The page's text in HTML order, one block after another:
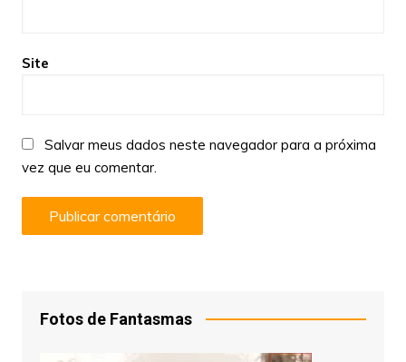
Site
Salvar meus dados neste navegador para a próxima
vez que eu comentar.
Fotos de Fantasmas